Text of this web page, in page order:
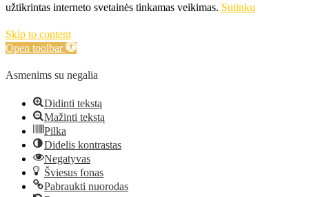
užtikrintas interneto svetainės tinkamas veikimas. Sutinku
Skip to content
Open toolbar
Asmenims su negalia
Didinti tekstą
Mažinti tekstą
Pilka
Didelis kontrastas
Negatyvas
Šviesus fonas
Pabraukti nuorodas